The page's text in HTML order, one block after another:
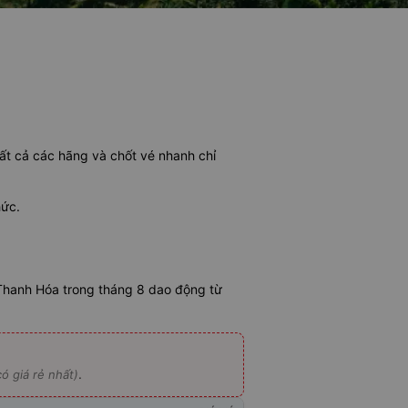
cả các hãng và chốt vé nhanh chỉ
Hóa trong tháng 8 dao động từ
giá rẻ nhất).